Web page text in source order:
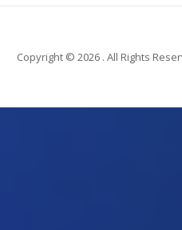
Copyright © 2026 . All Rights